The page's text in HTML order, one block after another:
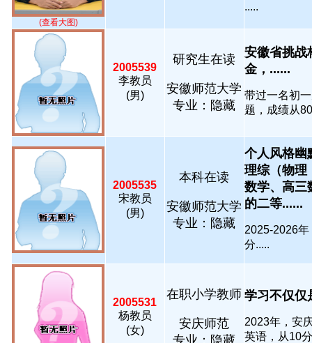
(查看大图)
.....
2005539
李教员
(男)
研究生在读
安徽师范大学
专业：隐藏
安徽省挑战
金，......
带过一名初
题，成绩从
2005535
宋教员
(男)
本科在读
安徽师范大学
专业：隐藏
个人风格幽
理综（物理
数学、高三
的二等......
2025-2026
分.....
2005531
杨教员
(女)
在职小学教师
安庆师范
专业：隐藏
学习不仅仅
2023年，安
英语，从10